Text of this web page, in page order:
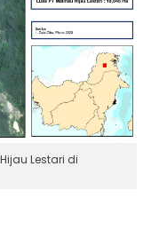
Lestari di